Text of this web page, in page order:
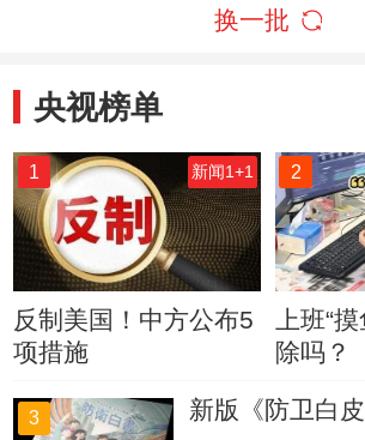
换一批
央视榜单
1 新闻1+1
反制美国！中方公布5
项措施
2
上班“
除吗？
3 新版《防卫白